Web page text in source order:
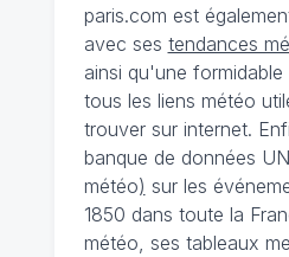
paris.com est
avec ses tendances
ainsi qu'une
tous les liens météo
trouver sur internet.
banque de données
météo) sur les
1850 dans toute la
météo, ses tableaux